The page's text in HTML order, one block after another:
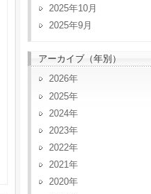
2025年10月
2025年9月
アーカイブ（年別）
2026
2025
2024
2023
2022
2021
2020